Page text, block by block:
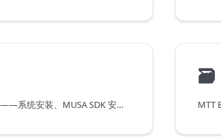
MTT E300 安装指南——系统安装、MUSA SDK 安装和 NPU 驱动安装
🗃